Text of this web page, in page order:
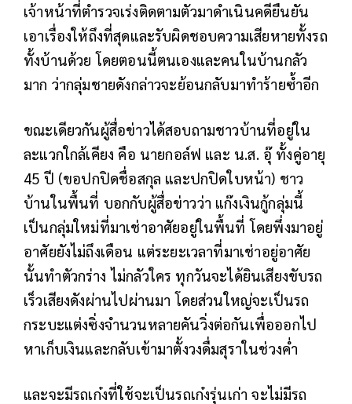
เจ้าหน้าที่ตำรวจเร่งติดตามตัวมาดำเนินคดียืนยัน
เอาเรื่องให้ถึงที่สุดและรับผิดชอบความเสียหายทั้งรถ
ทั้งบ้านด้วย โดยตอนนี้ตนเองและคนในบ้านกลัว
มาก ว่ากลุ่มชายดังกล่าวจะย้อนกลับมาทำร้ายซ้ำอีก
ขณะเดียวกันผู้สื่อข่าวได้สอบถามชาวบ้านที่อยู่ใน
ละแวกใกล้เคียง คือ นายกอล์ฟ และ น.ส. อุ๊ ทั้งคู่อายุ
45 ปี (ขอปกปิดชื่อสกุล และปกปิดใบหน้า) ชาว
บ้านในพื้นที่ บอกกับผู้สื่อข่าวว่า แก๊งเงินกู้กลุ่มนี้
เป็นกลุ่มใหม่ที่มาเช่าอาศัยอยู่ในพื้นที่ โดยพึ่งมาอยู่
อาศัยยังไม่ถึงเดือน แต่ระยะเวลาที่มาเช่าอยู่อาศัย
นั้นทำตัวกร่าง ไม่กลัวใคร ทุกวันจะได้ยินเสียงขับรถ
เร็วเสียงดังผ่านไปผ่านมา โดยส่วนใหญ่จะเป็นรถ
กระบะแต่งซิ่งจำนวนหลายคันวิ่งต่อกันเพื่อออกไป
หาเก็บเงินและกลับเข้ามาตั้งวงดื่มสุราในช่วงค่ำ
และจะมีรถเก๋งที่ใช้จะเป็นรถเก๋งรุ่นเก่า จะไม่มีรถ